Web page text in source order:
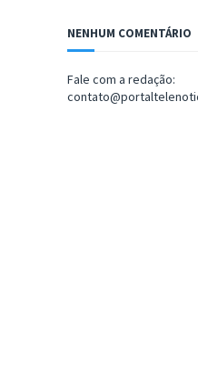
NENHUM COMENTÁRIO
Fale com a redação: